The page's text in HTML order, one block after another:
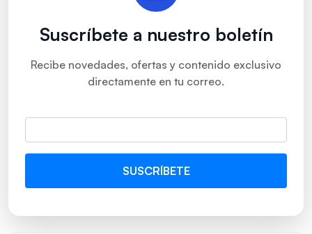
Suscríbete a nuestro boletín
Recibe novedades, ofertas y contenido exclusivo
directamente en tu correo.